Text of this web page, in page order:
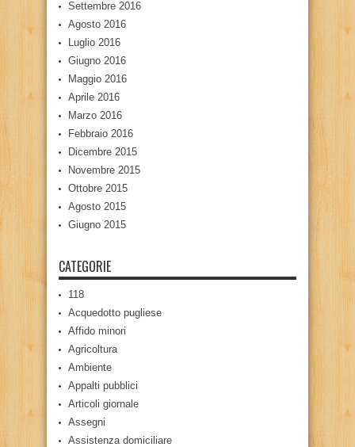
Settembre 2016
Agosto 2016
Luglio 2016
Giugno 2016
Maggio 2016
Aprile 2016
Marzo 2016
Febbraio 2016
Dicembre 2015
Novembre 2015
Ottobre 2015
Agosto 2015
Giugno 2015
CATEGORIE
118
Acquedotto pugliese
Affido minori
Agricoltura
Ambiente
Appalti pubblici
Articoli giornale
Assegni
Assistenza domiciliare